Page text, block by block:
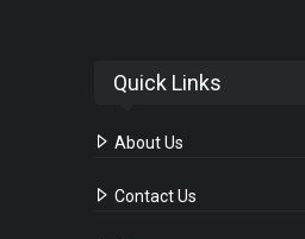
Quick Links
About Us
Contact Us